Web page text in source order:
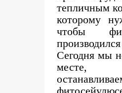
тепличным
которому
чтобы
Сегодня мы